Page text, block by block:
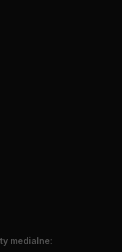
medialne: